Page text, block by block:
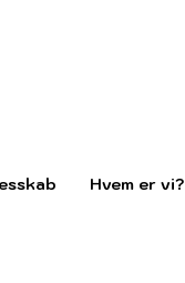
Hvem er vi?